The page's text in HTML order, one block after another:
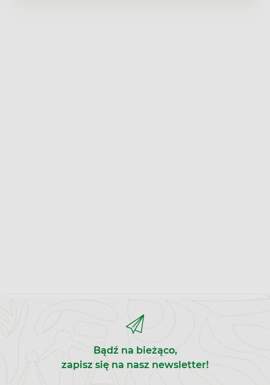
Bądź na bieżąco,
zapisz się na nasz newsletter!